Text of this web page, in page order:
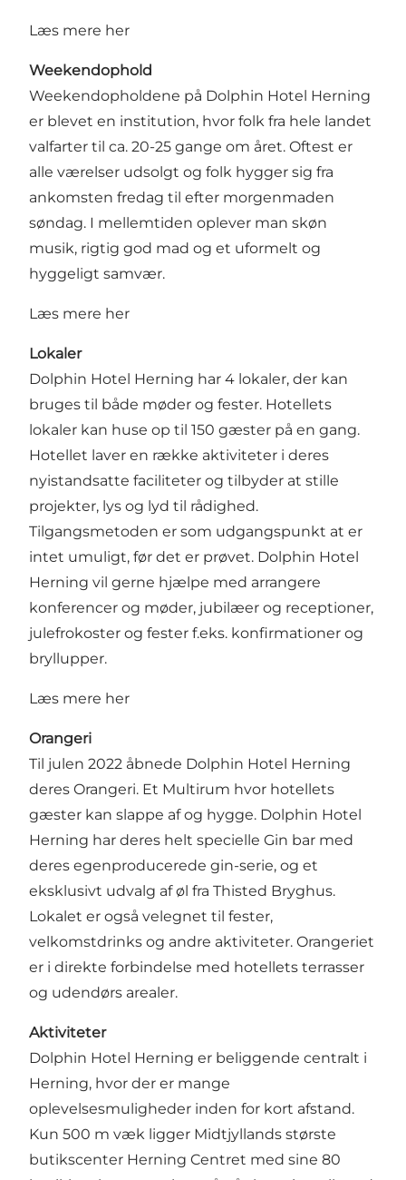
Læs mere her
Weekendophold
Weekendopholdene på Dolphin Hotel Herning
er blevet en institution, hvor folk fra hele landet
valfarter til ca. 20-25 gange om året. Oftest er
alle værelser udsolgt og folk hygger sig fra
ankomsten fredag til efter morgenmaden
søndag. I mellemtiden oplever man skøn
musik, rigtig god mad og et uformelt og
hyggeligt samvær.
Læs mere her
Lokaler
Dolphin Hotel Herning har 4 lokaler, der kan
bruges til både møder og fester. Hotellets
lokaler kan huse op til 150 gæster på en gang.
Hotellet laver en række aktiviteter i deres
nyistandsatte faciliteter og tilbyder at stille
projekter, lys og lyd til rådighed.
Tilgangsmetoden er som udgangspunkt at er
intet umuligt, før det er prøvet. Dolphin Hotel
Herning vil gerne hjælpe med arrangere
konferencer og møder, jubilæer og receptioner,
julefrokoster og fester f.eks. konfirmationer og
bryllupper.
Læs mere her
Orangeri
Til julen 2022 åbnede Dolphin Hotel Herning
deres Orangeri. Et Multirum hvor hotellets
gæster kan slappe af og hygge. Dolphin Hotel
Herning har deres helt specielle Gin bar med
deres egenproducerede gin-serie, og et
eksklusivt udvalg af øl fra Thisted Bryghus.
Lokalet er også velegnet til fester,
velkomstdrinks og andre aktiviteter. Orangeriet
er i direkte forbindelse med hotellets terrasser
og udendørs arealer.
Aktiviteter
Dolphin Hotel Herning er beliggende centralt i
Herning, hvor der er mange
oplevelsesmuligheder inden for kort afstand.
Kun 500 m væk ligger Midtjyllands største
butikscenter Herning Centret med sine 80